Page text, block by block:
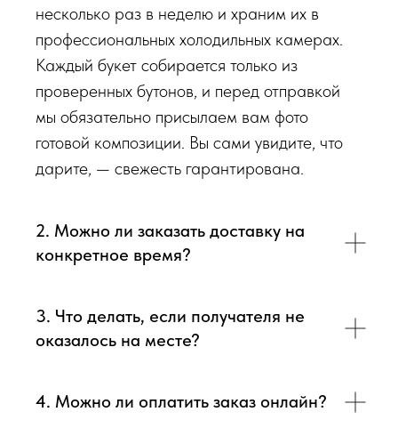
несколько раз в неделю и храним их в
профессиональных холодильных камерах.
Каждый букет собирается только из
проверенных бутонов, и перед отправкой
мы обязательно присылаем вам фото
готовой композиции. Вы сами увидите, что
дарите, — свежесть гарантирована.
2. Можно ли заказать доставку на
конкретное время?
3. Что делать, если получателя не
оказалось на месте?
4. Можно ли оплатить заказ онлайн?